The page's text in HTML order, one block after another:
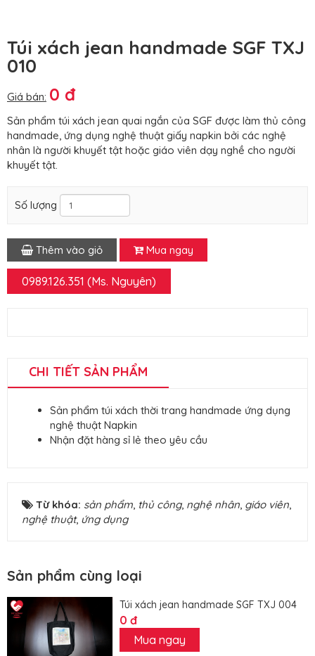
Túi xách jean handmade SGF TXJ
010
Giá bán: 0 đ
Sản phẩm túi xách jean quai ngắn của SGF được làm thủ công
handmade, ứng dụng nghệ thuật giấy napkin bởi các nghệ
nhân là người khuyết tật hoặc giáo viên dạy nghề cho người
khuyết tật.
Số lượng
Thêm vào giỏ Mua ngay
0989.126.351 (Ms. Nguyên)
CHI TIẾT SẢN PHẨM
Sản phẩm túi xách thời trang handmade ứng dụng
nghệ thuật Napkin
Nhận đặt hàng sỉ lẻ theo yêu cầu
Từ khóa: sản phẩm thủ công, nghệ nhân giáo viên
nghệ thuật, ứng dụng
Sản phẩm cùng loại
Túi xách jean handmade SGF TXJ 004
0 đ
Mua ngay